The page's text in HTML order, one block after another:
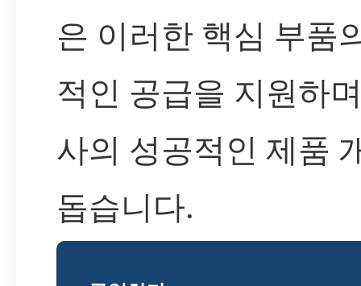
은 이러한 핵심 부품
적인 공급을 지원하
사의 성공적인 제품
돕습니다.